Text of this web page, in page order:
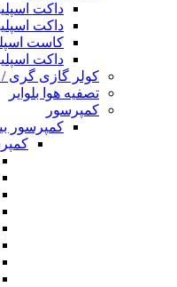
داکت
داکت
کاست
داکت
کولر گازی گری /
تصفیه هوا بلوایر
کمپرسور
کمپرسور